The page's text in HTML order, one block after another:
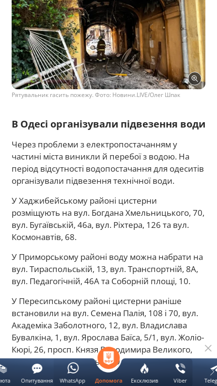
Рятувальник гасить пожежу. Фото: Новини.LIVE/Олег Шпак
В Одесі організували підвезення води
Через проблеми з електропостачанням у
частині міста виникли й перебої з водою. На
період відсутності водопостачання для одеситів
організували підвезення технічної води.
У Хаджибейському районі цистерни
розміщують на вул. Богдана Хмельницького, 70,
вул. Бугаївській, 46а, вул. Ріхтера, 126 та вул.
Космонавтів, 68.
У Приморському районі воду можна набрати на
вул. Тираспольській, 13, вул. Транспортній, 8А,
вул. Педагогічній, 46А та Соборній площі, 10.
У Пересипському районі цистерни раніше
встановили на вул. Семена Палія, 108 і 70, вул.
Академіка Заболотного, 12, вул. Владислава
Бувалкіна, 1, вул. Ярослава Баїса, 5/1, вул. Жоліо-
Кюрі, 26, просп. Князя Володимира Великого,
135 та вул. Марсельській, 9.
Допомога Ексклюзив Viber
Опитування WhatsApp